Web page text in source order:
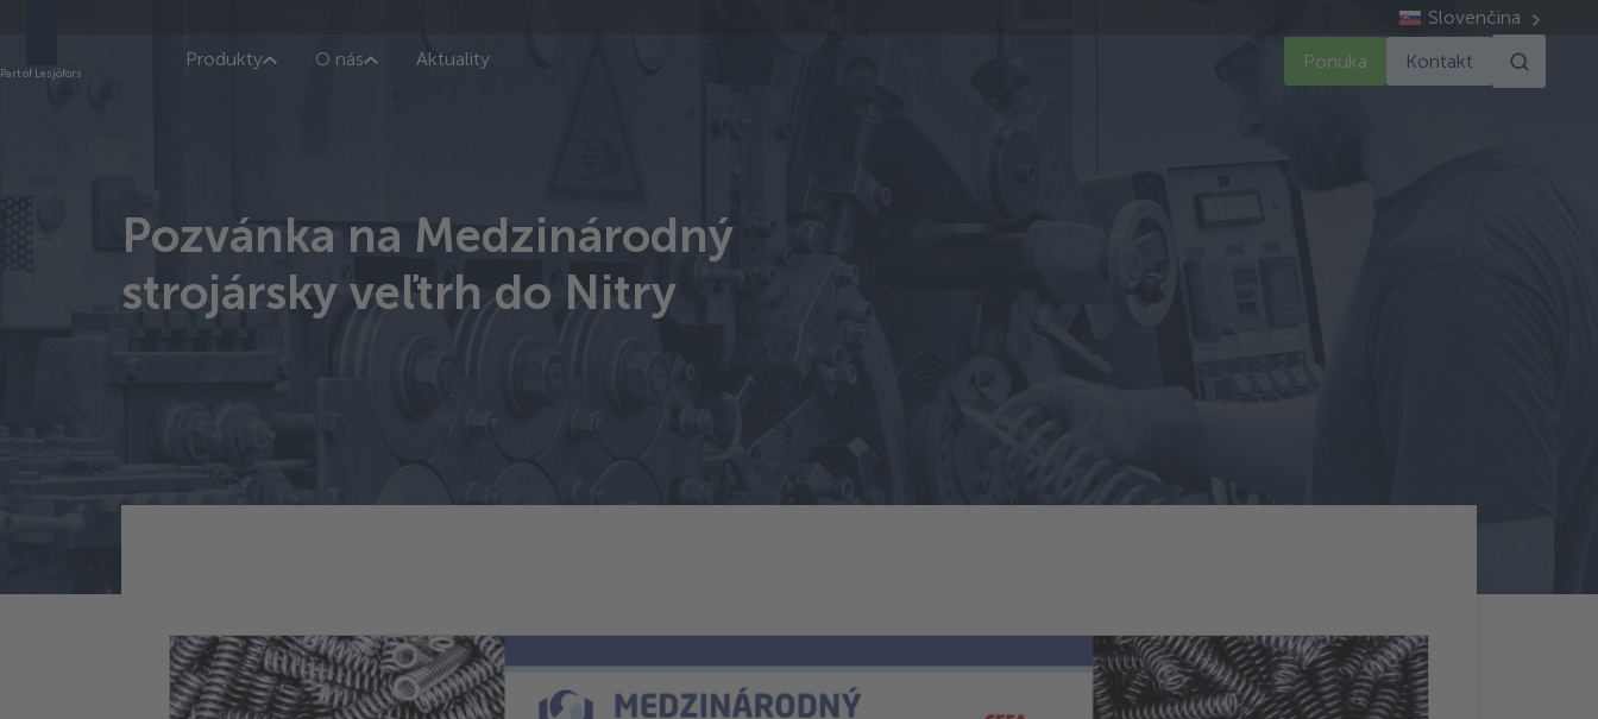
Part of Lesjöfors
Slovenčina
Produkty
O nás Aktuality Ponuka Kontakt
Pozvánka na Medzinárodný
strojársky veľtrh do Nitry